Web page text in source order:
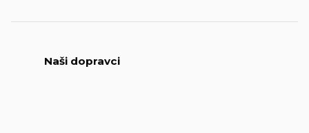
Naši dopravci